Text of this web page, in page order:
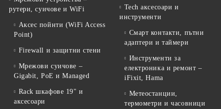
рутери, суичове и WiFi
Аксес пойнти (WiFi Access
Point)
Firewall и защитни стени
Мрежови суичове –
Gigabit, PoE и Managed
Rack шкафове 19" и
аксесоари
Tech аксесоари и
инструменти
Смарт контакти, пътни
адаптери и таймери
Инструменти за
електроника и ремонт –
iFixit, Hama
Метеостанции,
термометри и часовници